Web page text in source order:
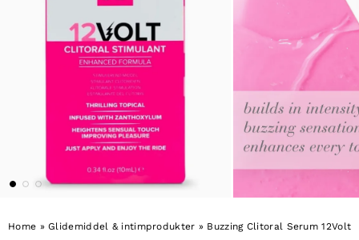
Home »Glidemiddel & intimprodukter » Buzzing Clitoral Serum 12Volt